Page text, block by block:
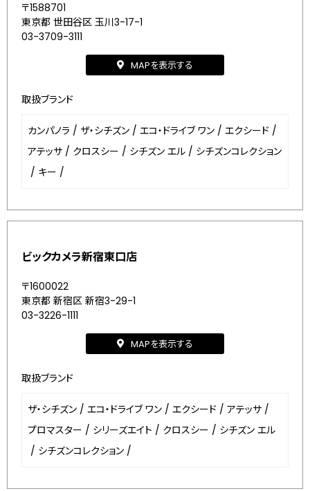
〒1588701
東京都 世田谷区 玉川3-17-1
03-3709-3111
MAPを表示する
取扱ブランド
カンパノラ / ザ・シチズン / エコ・ドライブ ワン / エクシード /
アテッサ / クロスシー / シチズン エル / シチズンコレクション
/ キー /
ビックカメラ新宿東口店
〒1600022
東京都 新宿区 新宿3-29-1
03-3226-1111
MAPを表示する
取扱ブランド
ザ・シチズン / エコ・ドライブ ワン / エクシード / アテッサ /
プロマスター / シリーズエイト / クロスシー / シチズン エル
/ シチズンコレクション /